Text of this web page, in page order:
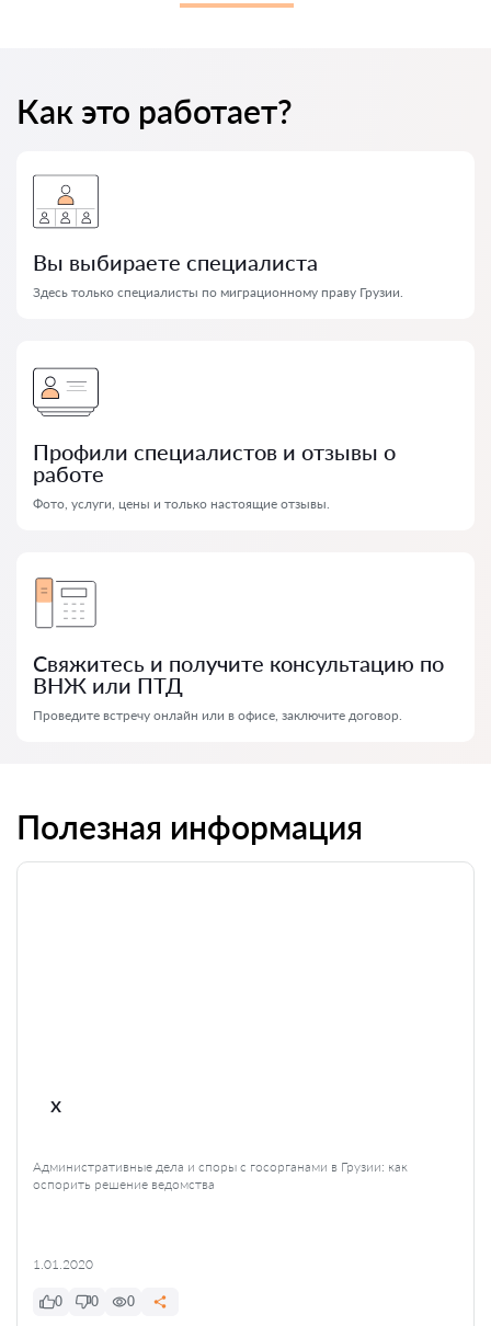
Как это работает?
Вы выбираете специалиста
Здесь только специалисты по миграционному праву Грузии.
Профили специалистов и отзывы о
работе
Фото, услуги, цены и только настоящие отзывы.
Свяжитесь и получите консультацию по
ВНЖ или ПТД
Проведите встречу онлайн или в офисе, заключите договор.
Полезная информация
x
Административные дела и споры с госорганами в Грузии: как
оспорить решение ведомства
1.01.2020
0 0 0